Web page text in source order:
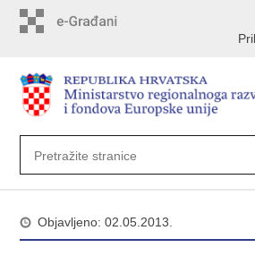
Objavljeno: 02.05.2013.